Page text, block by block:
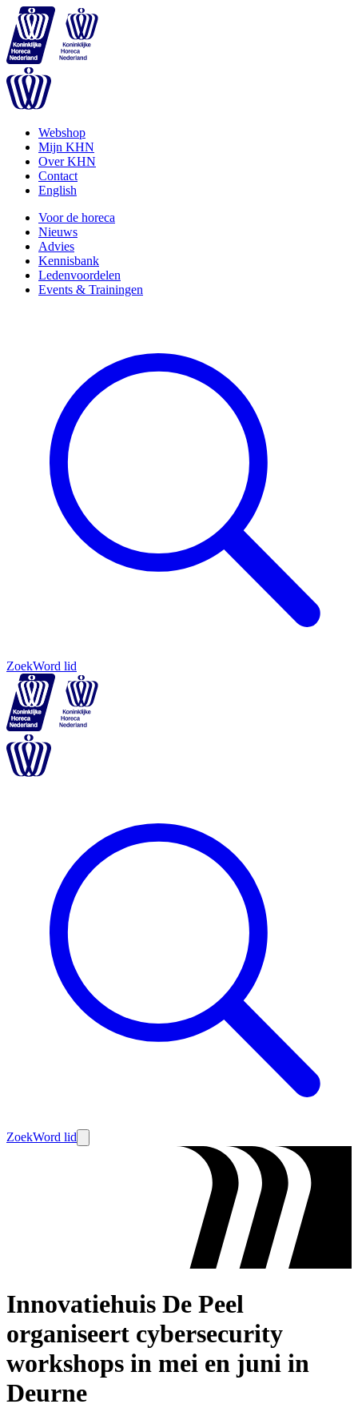
Webshop
Mijn KHN
Over KHN
Contact
English
Voor de horeca
Nieuws
Advies
Kennisbank
Ledenvoordelen
Events & Trainingen
ZoekWord lid
ZoekWord lid
Innovatiehuis De Peel
organiseert cybersecurity
workshops in mei en juni in
Deurne